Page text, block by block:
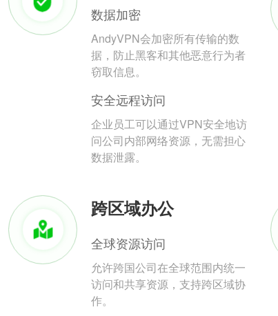
数据加密
AndyVPN会加密所有传输的数
据，防止黑客和其他恶意行为者
窃取信息。
安全远程访问
企业员工可以通过VPN安全地访
问公司内部网络资源，无需担心
数据泄露。
跨区域办公
全球资源访问
允许跨国公司在全球范围内统一
访问和共享资源，支持跨区域协
作。